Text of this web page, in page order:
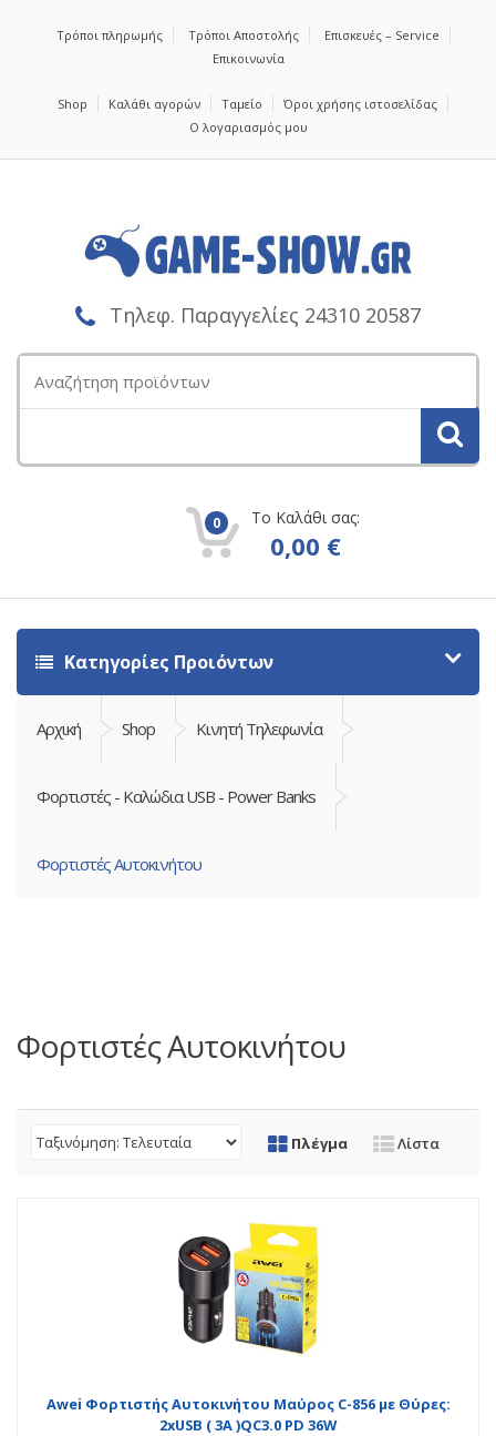
Τρόποι πληρωμής Τρόποι Αποστολής
Επισκευές – Service
Επικοινωνία
Shop Καλάθι αγορών Ταμείο
Όροι χρήσης ιστοσελίδας
Ο λογαριασμός μου
Τηλεφ. Παραγγελίες 24310 20587
για:
0 Το Καλάθι σας:
0,00 €
Κατηγορίες Προιόντων
Αρχική Shop Κινητή Τηλεφωνία
Φορτιστές - Καλώδια USB - Power Banks
Φορτιστές Αυτοκινήτου
Φορτιστές Αυτοκινήτου
Πλέγμα Λίστα
Awei Φορτιστής Αυτοκινήτου Μαύρος C-856 με Θύρες:
2xUSB ( 3A )QC3.0 PD 36W